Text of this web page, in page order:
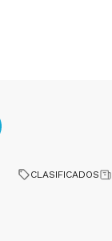
CLASIFICADOS